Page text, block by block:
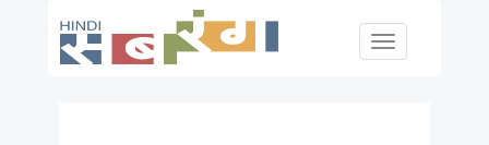
Toggle